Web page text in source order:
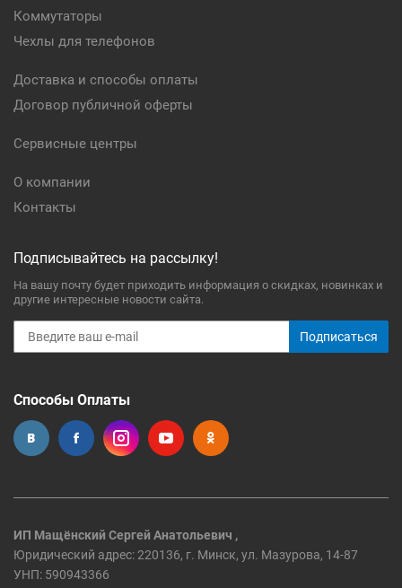
Коммутаторы
Чехлы для телефонов
Доставка и способы оплаты
Договор публичной оферты
Сервисные центры
О компании
Контакты
Подписывайтесь на рассылку!
На вашу почту будет приходить информация о скидках, новинках и
другие интересные новости сайта.
Подписаться
Способы Оплаты
ИП Мащёнский Сергей Анатольевич ,
Юридический адрес: 220136, г. Минск, ул. Мазурова, 14-87
УНП: 590943366